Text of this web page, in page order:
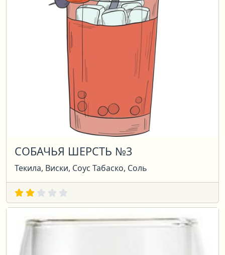
СОБАЧЬЯ ШЕРСТЬ №3
Текила, Виски, Соус Табаско, Соль